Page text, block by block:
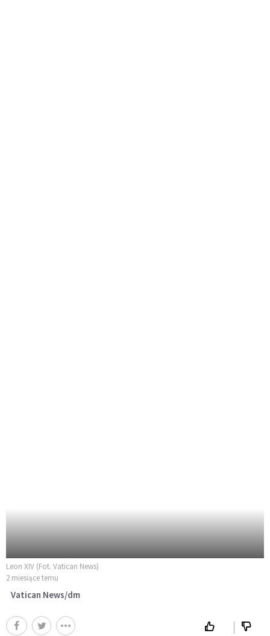
Leon XIV (Fot. Vatican News)
2 miesiące temu
Vatican News/dm